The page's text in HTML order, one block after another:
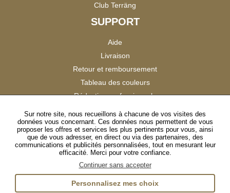
Club Terräng
SUPPORT
Aide
Livraison
Retour et remboursement
Tableau des couleurs
Réduction professionnels
Satisfaction Clients
SUIVEZ-NOUS
InstagramTikTokFacebookYouTubeLinkedIn
Sur notre site, nous recueillons à chacune de vos visites des
données vous concernant. Ces données nous permettent de vous
proposer les offres et services les plus pertinents pour vous, ainsi
que de vous adresser, en direct ou via des partenaires, des
communications et publicités personnalisées, tout en mesurant leur
efficacité. Merci pour votre confiance.
Continuer sans accepter
Personnalisez mes choix